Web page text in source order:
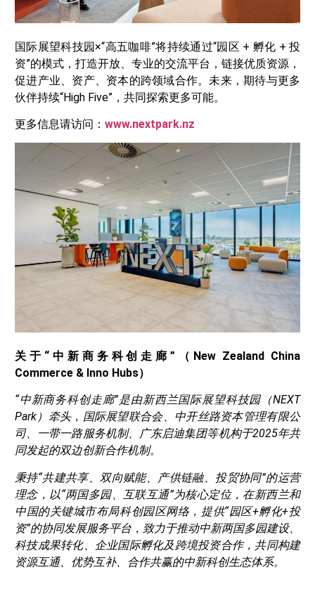
国际展望科技园×“高五咖啡”将持续通过“园区 + 孵化 + 投
资”的模式，打造开放、专业的交流平台，链接优质资源，
促进产业、资产、资本的跨领域合作。未来，期待与更多
伙伴持续“High Five”，共同探索更多可能。
更多信息请访问： www.nextpark.nz
关于“中新商务科创走廊”（New Zealand China
Commerce & Inno Hubs）
“中新商务科创走廊”是由新西兰国际展望科技园（NEXT
Park）牵头，国际展望联合会、中开丝路资本管理有限公
司、一带一路服务机制、广东启迪集团等机构于2025年共
同发起的双边创新合作机制。
秉持“共建共享、双向赋能、产供链融、投贸协同”的运营
理念，以“两国多园、互联互通”为核心定位，在新西兰和
中国的关键城市布局科创园区网络，提供“园区+孵化+投
资”的协同发展服务平台，致力于推动中新两国多园建设、
科技成果转化、企业国际孵化及跨境投资合作，共同构建
资源互通、优势互补、合作共赢的中新科创生态体系。